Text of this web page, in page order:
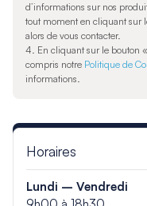
d’informations sur nos
tout moment en cliquant sur
alors de vous contacter.
4. En cliquant sur le bouton
compris notre Politique de
informations.
Horaires
Lundi – Vendredi